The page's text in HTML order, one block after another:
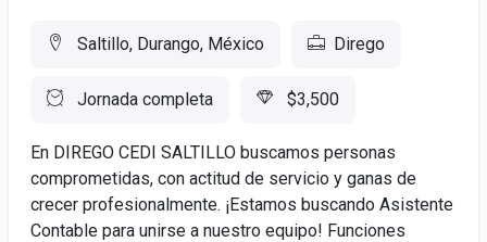
Saltillo, Durango, México Dirego
Jornada completa $3,500
En DIREGO CEDI SALTILLO buscamos personas
comprometidas, con actitud de servicio y ganas de
crecer profesionalmente. ¡Estamos buscando Asistente
Contable para unirse a nuestro equipo! Funciones